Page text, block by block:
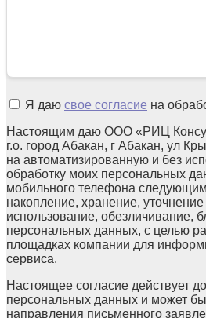
Я даю свое согласие на
Настоящим даю ООО «РИЦ
г.о. город Абакан, г Абакан, ул
на автоматизированную и без
обработку моих персональных
мобильного телефона
накопление, хранение,
использование, обезличивание,
персональных данных, с целью
площадках компании для
сервиса.
Настоящее согласие действует
персональных данных и может
направления письменного